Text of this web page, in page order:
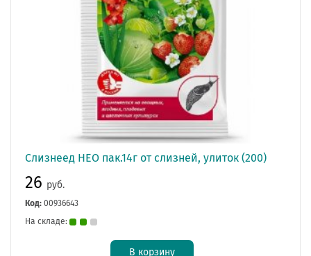
Слизнеед НЕО пак.14г от слизней, улиток (200)
26 руб.
Код: 00936643
На складе:
В корзину